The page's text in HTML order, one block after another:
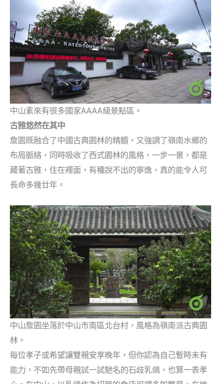
中山素來有很多國家AAAA級景點區。
古雅悠然在其中
詹園既融合了中國古典園林的精髓，又強調了嶺南水鄉的
布局脈絡，同時吸收了西式園林的風格，一步一景，都是
藏著古雅，住在裡面，有種說不出的寧逸，真的能令人可
長命多幾廿年。
中山詹園坐落於中山市南區北台村，風格為嶺南派古典園
林。
每位孝子或希望讓雙親安享晚年，但你認為自己暫時未有
能力，不如先帶母親試一試馳名的石歧乳鴿，也算一表孝